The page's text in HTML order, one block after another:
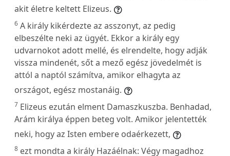
akit életre keltett Elizeus.
6 A király kikérdezte az asszonyt, az pedig
elbeszélte neki az ügyét. Ekkor a király egy
udvarnokot adott mellé, és elrendelte, hogy adják
vissza mindenét, sőt a mező egész jövedelmét is
attól a naptól számítva, amikor elhagyta az
országot, egész mostanáig.
7 Elizeus ezután elment Damaszkuszba. Benhadad,
Arám királya éppen beteg volt. Amikor jelentették
neki, hogy az Isten embere odaérkezett,
8 ezt mondta a király Hazáélnak: Végy magadhoz